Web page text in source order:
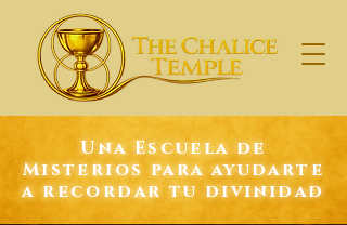
Una Escuela de
Misterios para ayudarte
a recordar tu divinidad